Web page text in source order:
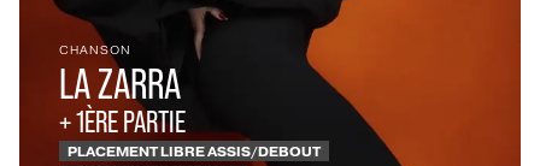
CHANSON
LA ZARRA
+ 1ÈRE PARTIE
PLACEMENT LIBRE ASSIS/DEBOUT